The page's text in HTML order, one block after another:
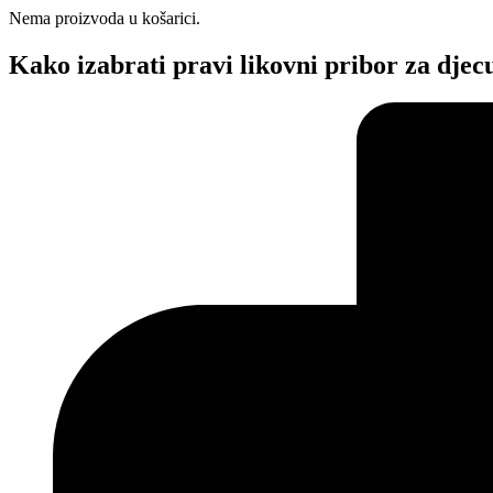
Nema proizvoda u košarici.
Kako izabrati pravi likovni pribor za